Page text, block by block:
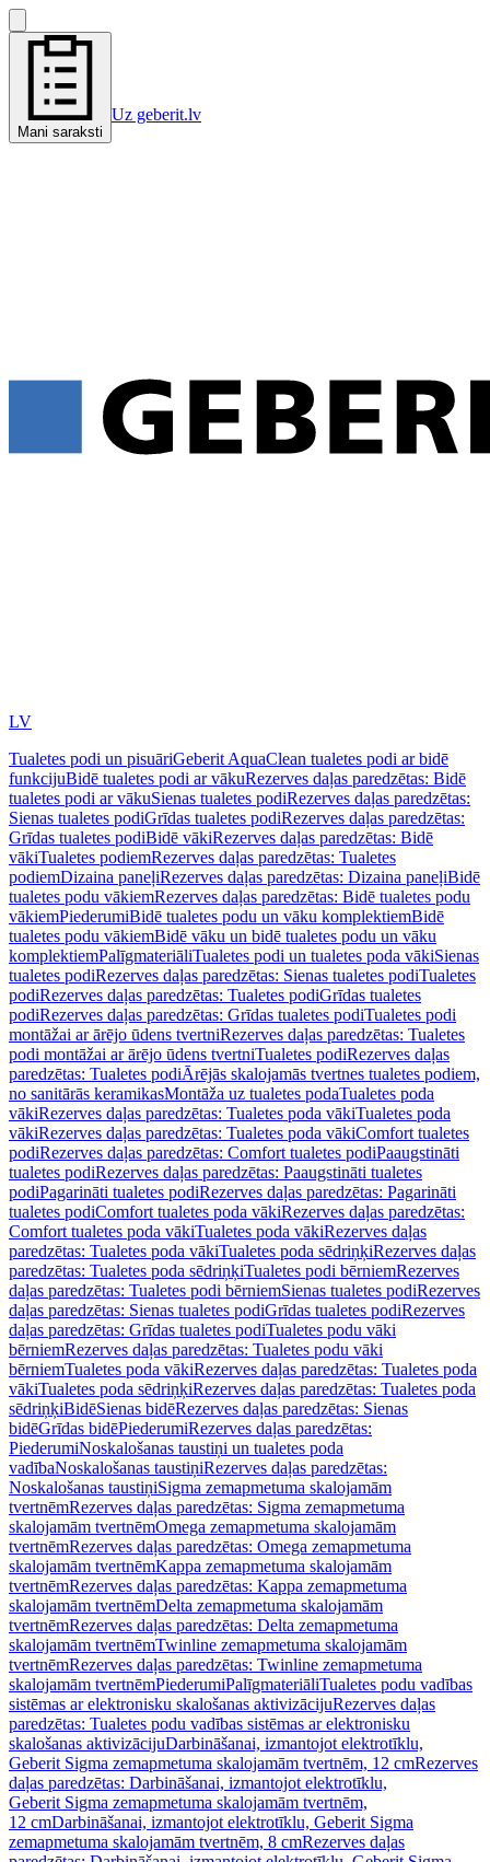
Mani saraksti
Uz geberit.lv
LV
Tualetes podi un pisuāriGeberit AquaClean tualetes podi ar bidē
funkcijuBidē tualetes podi ar vākuRezerves daļas paredzētas: Bidē
tualetes podi ar vākuSienas tualetes podiRezerves daļas paredzētas:
Sienas tualetes podiGrīdas tualetes podiRezerves daļas paredzētas:
Grīdas tualetes podiBidē vākiRezerves daļas paredzētas: Bidē
vākiTualetes podiemRezerves daļas paredzētas: Tualetes
podiemDizaina paneļiRezerves daļas paredzētas: Dizaina paneļiBidē
tualetes podu vākiemRezerves daļas paredzētas: Bidē tualetes podu
vākiemPiederumiBidē tualetes podu un vāku komplektiemBidē
tualetes podu vākiemBidē vāku un bidē tualetes podu un vāku
komplektiemPalīgmateriāliTualetes podi un tualetes poda vākiSienas
tualetes podiRezerves daļas paredzētas: Sienas tualetes podiTualetes
podiRezerves daļas paredzētas: Tualetes podiGrīdas tualetes
podiRezerves daļas paredzētas: Grīdas tualetes podiTualetes podi
montāžai ar ārējo ūdens tvertniRezerves daļas paredzētas: Tualetes
podi montāžai ar ārējo ūdens tvertniTualetes podiRezerves daļas
paredzētas: Tualetes podiĀrējās skalojamās tvertnes tualetes podiem,
no sanitārās keramikasMontāža uz tualetes podaTualetes poda
vākiRezerves daļas paredzētas: Tualetes poda vākiTualetes poda
vākiRezerves daļas paredzētas: Tualetes poda vākiComfort tualetes
podiRezerves daļas paredzētas: Comfort tualetes podiPaaugstināti
tualetes podiRezerves daļas paredzētas: Paaugstināti tualetes
podiPagarināti tualetes podiRezerves daļas paredzētas: Pagarināti
tualetes podiComfort tualetes poda vākiRezerves daļas paredzētas:
Comfort tualetes poda vākiTualetes poda vākiRezerves daļas
paredzētas: Tualetes poda vākiTualetes poda sēdriņķiRezerves daļas
paredzētas: Tualetes poda sēdriņķiTualetes podi bērniemRezerves
daļas paredzētas: Tualetes podi bērniemSienas tualetes podiRezerves
daļas paredzētas: Sienas tualetes podiGrīdas tualetes podiRezerves
daļas paredzētas: Grīdas tualetes podiTualetes podu vāki
bērniemRezerves daļas paredzētas: Tualetes podu vāki
bērniemTualetes poda vākiRezerves daļas paredzētas: Tualetes poda
vākiTualetes poda sēdriņķiRezerves daļas paredzētas: Tualetes poda
sēdriņķiBidēSienas bidēRezerves daļas paredzētas: Sienas
bidēGrīdas bidēPiederumiRezerves daļas paredzētas:
PiederumiNoskalošanas taustiņi un tualetes poda
vadībaNoskalošanas taustiņiRezerves daļas paredzētas:
Noskalošanas taustiņiSigma zemapmetuma skalojamām
tvertnēmRezerves daļas paredzētas: Sigma zemapmetuma
skalojamām tvertnēmOmega zemapmetuma skalojamām
tvertnēmRezerves daļas paredzētas: Omega zemapmetuma
skalojamām tvertnēmKappa zemapmetuma skalojamām
tvertnēmRezerves daļas paredzētas: Kappa zemapmetuma
skalojamām tvertnēmDelta zemapmetuma skalojamām
tvertnēmRezerves daļas paredzētas: Delta zemapmetuma
skalojamām tvertnēmTwinline zemapmetuma skalojamām
tvertnēmRezerves daļas paredzētas: Twinline zemapmetuma
skalojamām tvertnēmPiederumiPalīgmateriāliTualetes podu vadības
sistēmas ar elektronisku skalošanas aktivizācijuRezerves daļas
paredzētas: Tualetes podu vadības sistēmas ar elektronisku
skalošanas aktivizācijuDarbināšanai, izmantojot elektrotīklu,
Geberit Sigma zemapmetuma skalojamām tvertnēm, 12 cmRezerves
daļas paredzētas: Darbināšanai, izmantojot elektrotīklu,
Geberit Sigma zemapmetuma skalojamām tvertnēm,
12 cmDarbināšanai, izmantojot elektrotīklu, Geberit Sigma
zemapmetuma skalojamām tvertnēm, 8 cmRezerves daļas